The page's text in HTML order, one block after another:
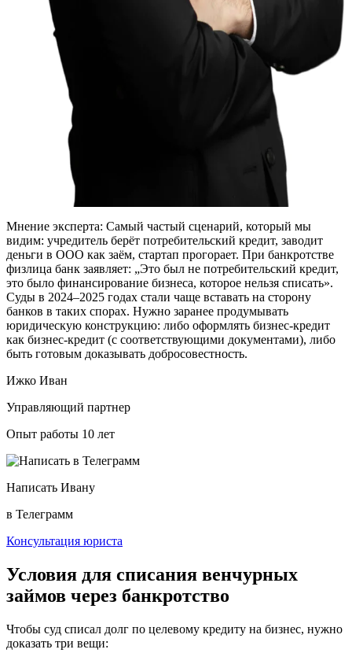
Мнение эксперта: Самый частый сценарий, который мы
видим: учредитель берёт потребительский кредит, заводит
деньги в ООО как заём, стартап прогорает. При банкротстве
физлица банк заявляет: „Это был не потребительский кредит,
это было финансирование бизнеса, которое нельзя списать».
Суды в 2024–2025 годах стали чаще вставать на сторону
банков в таких спорах. Нужно заранее продумывать
юридическую конструкцию: либо оформлять бизнес-кредит
как бизнес-кредит (с соответствующими документами), либо
быть готовым доказывать добросовестность.
Ижко Иван
Управляющий партнер
Опыт работы 10 лет
Написать Ивану
в Телеграмм
Консультация юриста
Условия для списания венчурных
займов через банкротство
Чтобы суд списал долг по целевому кредиту на бизнес, нужно
доказать три вещи: